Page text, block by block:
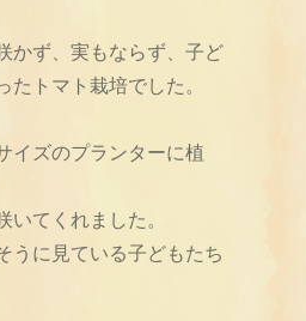
かず、実もならず、子ど
トマト栽培でした。
イズのプランターに植
てくれました。
うに見ている子どもたち